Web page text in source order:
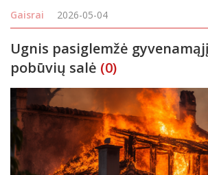
laukė Teklinės kaime. Pranešimas apie
Gaisrai 2026-05-04
Ugnis pasiglemžė
pobūvių salė (0)